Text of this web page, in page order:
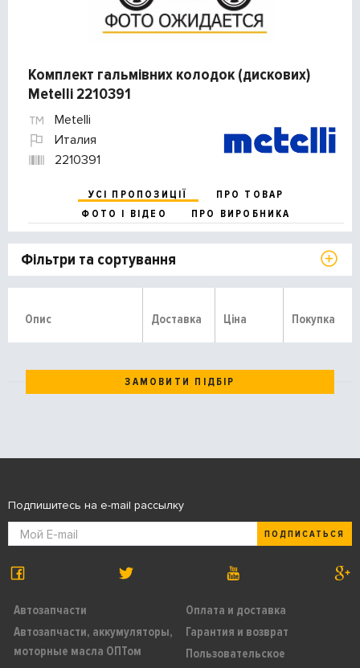
Комплект гальмівних колодок (дискових)
Metelli 2210391
Metelli
Италия
2210391
УСІ ПРОПОЗИЦІЇ
ПРО ТОВАР
ФОТО І ВІДЕО
ПРО ВИРОБНИКА
Фільтри та сортування
Опис Доставка Ціна Покупка
ЗАМОВИТИ ПІДБІР
Автозапчасти
Автозапчасти, аккумуляторы,
моторные масла ОПТом
Оплата и доставка
Гарантия и возврат
Пользовательское
Подпишитесь на e-mail рассылку
ПОДПИСАТЬСЯ